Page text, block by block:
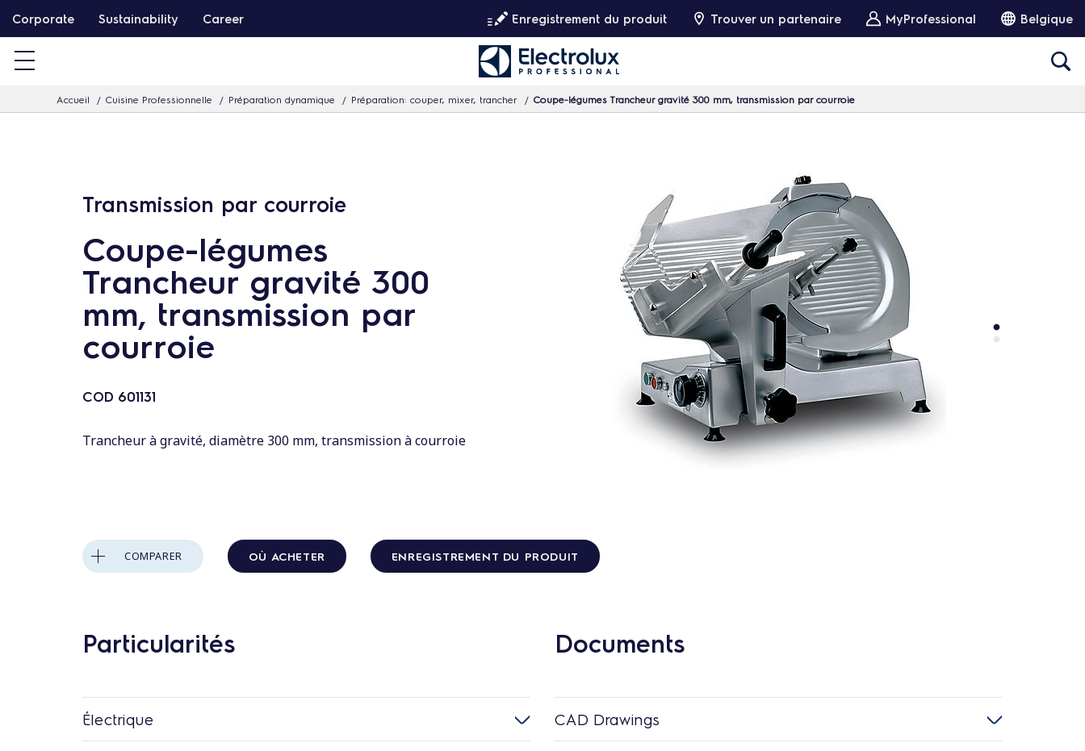
a
Corporate Sustainability Career Enregistrement du produit Trouver un partenaire MyProfessional Belgique
Accueil Cuisine Professionnelle Préparation dynamique Préparation: couper, mixer, trancher Coupe-légumes Trancheur gravité 300 mm, transmission par courroie
Transmission par courroie
Coupe-légumes
Trancheur gravité 300
mm, transmission par
courroie
COD 601131
Trancheur à gravité, diamètre 300 mm, transmission à courroie
COMPARER OÙ ACHETER ENREGISTREMENT DU PRODUIT
Particularités
Électrique
Documents
CAD Drawings